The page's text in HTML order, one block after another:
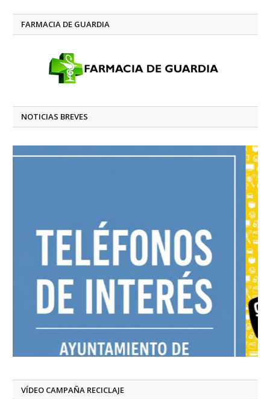
FARMACIA DE GUARDIA
NOTICIAS BREVES
VÍDEO CAMPAÑA RECICLAJE